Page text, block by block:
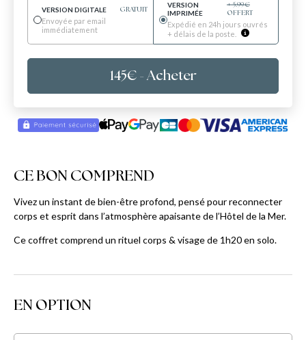
VERSION DIGITALE GRATUIT
Envoyée par email
immédiatement
VERSION
IMPRIMÉE
+5.99 €
OFFERT
Expédié en 24h jours ouvrés
+ délais de la poste.
145€- Acheter
CE BON COMPREND
Vivez un instant de bien-être profond, pensé pour reconnecter
corps et esprit dans l’atmosphère apaisante de l’Hôtel de la Mer.
Ce coffret comprend un rituel corps & visage de 1h20 en solo.
EN OPTION